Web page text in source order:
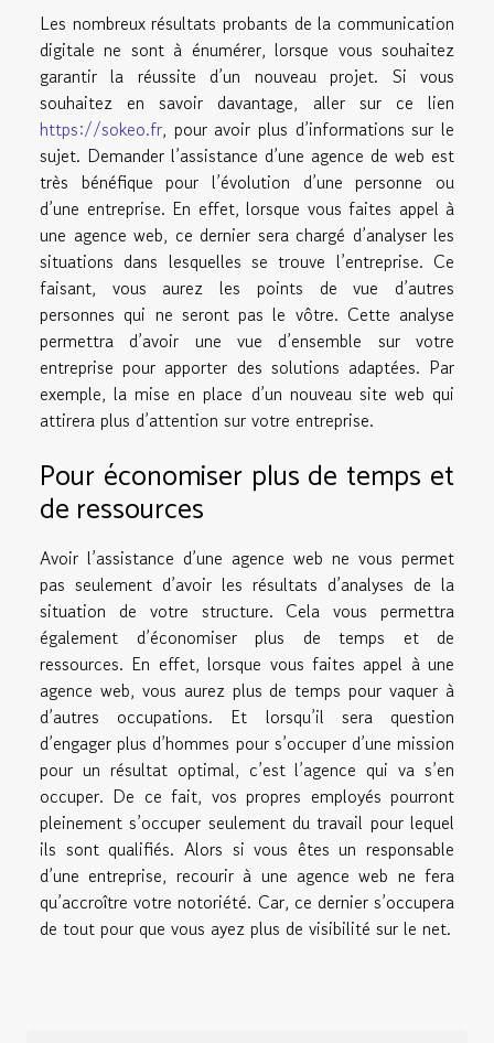
Les nombreux résultats probants de la communication
digitale ne sont à énumérer, lorsque vous souhaitez
garantir la réussite d’un nouveau projet. Si vous
souhaitez en savoir davantage, aller sur ce lien
https://sokeo.fr, pour avoir plus d’informations sur le
sujet. Demander l’assistance d’une agence de web est
très bénéfique pour l’évolution d’une personne ou
d’une entreprise. En effet, lorsque vous faites appel à
une agence web, ce dernier sera chargé d’analyser les
situations dans lesquelles se trouve l’entreprise. Ce
faisant, vous aurez les points de vue d’autres
personnes qui ne seront pas le vôtre. Cette analyse
permettra d’avoir une vue d’ensemble sur votre
entreprise pour apporter des solutions adaptées. Par
exemple, la mise en place d’un nouveau site web qui
attirera plus d’attention sur votre entreprise.
Pour économiser plus de temps et
de ressources
Avoir l’assistance d’une agence web ne vous permet
pas seulement d’avoir les résultats d’analyses de la
situation de votre structure. Cela vous permettra
également d’économiser plus de temps et de
ressources. En effet, lorsque vous faites appel à une
agence web, vous aurez plus de temps pour vaquer à
d’autres occupations. Et lorsqu’il sera question
d’engager plus d’hommes pour s’occuper d’une mission
pour un résultat optimal, c’est l’agence qui va s’en
occuper. De ce fait, vos propres employés pourront
pleinement s’occuper seulement du travail pour lequel
ils sont qualifiés. Alors si vous êtes un responsable
d’une entreprise, recourir à une agence web ne fera
qu’accroître votre notoriété. Car, ce dernier s’occupera
de tout pour que vous ayez plus de visibilité sur le net.